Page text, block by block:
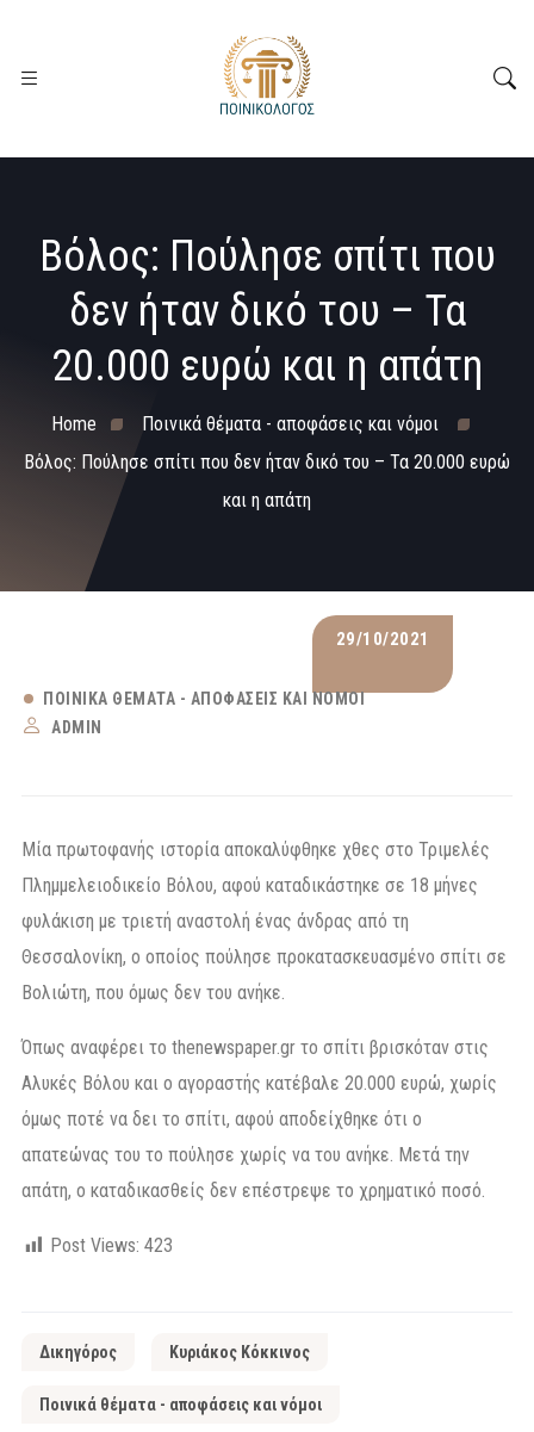
Βόλος: Πούλησε σπίτι που
δεν ήταν δικό του – Τα
20.000 ευρώ και η απάτη
Home
Ποινικά θέματα - αποφάσεις και νόμοι
Βόλος: Πούλησε σπίτι που δεν ήταν δικό του – Τα 20.000 ευρώ
και η απάτη
29/10/2021
ΠΟΙΝΙΚΆ ΘΈΜΑΤΑ - ΑΠΟΦΆΣΕΙΣ ΚΑΙ ΝΌΜΟΙ
ADMIN
Μία πρωτοφανής ιστορία αποκαλύφθηκε χθες στο Τριμελές
Πλημμελειοδικείο Βόλου, αφού καταδικάστηκε σε 18 μήνες
φυλάκιση με τριετή αναστολή ένας άνδρας από τη
Θεσσαλονίκη, ο οποίος πούλησε προκατασκευασμένο σπίτι σε
Βολιώτη, που όμως δεν του ανήκε.
Όπως αναφέρει το thenewspaper.gr το σπίτι βρισκόταν στις
Αλυκές Βόλου και ο αγοραστής κατέβαλε 20.000 ευρώ, χωρίς
όμως ποτέ να δει το σπίτι, αφού αποδείχθηκε ότι ο
απατεώνας του το πούλησε χωρίς να του ανήκε. Μετά την
απάτη, ο καταδικασθείς δεν επέστρεψε το χρηματικό ποσό.
Post Views: 423
Δικηγόρος Κυριάκος Κόκκινος
Ποινικά θέματα - αποφάσεις και νόμοι